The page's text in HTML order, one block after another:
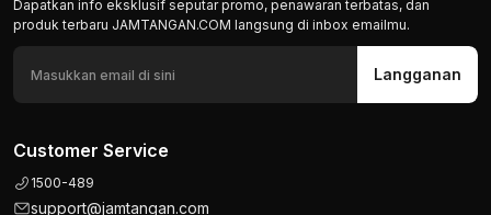
Dapatkan info eksklusif seputar promo, penawaran terbatas, dan
produk terbaru JAMTANGAN.COM langsung di inbox emailmu.
Langganan
Customer Service
1500-489
support@jamtangan.com